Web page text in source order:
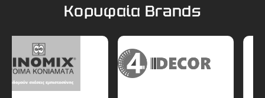
Κορυφαία Brands